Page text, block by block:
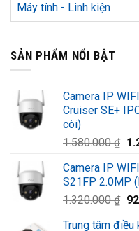
Máy tính - Linh kiện
SẢN PHẨM NỔI BẬT
Camera IP
Cruiser SE+
còi)
1.580.000₫
là:
Camera IP
S21FP 2.0MP
1.320.000₫
là:
Trung tâm điều